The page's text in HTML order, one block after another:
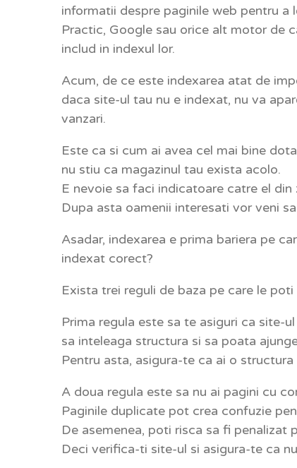
informatii despre paginile web pentru a
Practic, Google sau orice alt motor de
includ in indexul lor.
Acum, de ce este indexarea atat de
daca site-ul tau nu e indexat, nu va
vanzari.
Este ca si cum ai avea cel mai bine
nu stiu ca magazinul tau exista acolo.
E nevoie sa faci indicatoare catre el
Dupa asta oamenii interesati vor veni
Asadar, indexarea e prima bariera pe
indexat corect?
Exista trei reguli de baza pe care le poti
Prima regula este sa te asiguri ca site-
sa inteleaga structura si sa poata
Pentru asta, asigura-te ca ai o
A doua regula este sa nu ai pagini cu
Paginile duplicate pot crea confuzie
De asemenea, poti risca sa fi penalizat
Deci verifica-ti site-ul si asigura-te ca